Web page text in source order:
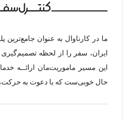
ما در کارناوال به عنوان
ایران، سفر را از لحظه‌ تصمیم‌گیری
این مسیر‍ ماموریت‌مان اراﺋــﻪ
حال خوبی‌ست که با دعوت به حرکت،